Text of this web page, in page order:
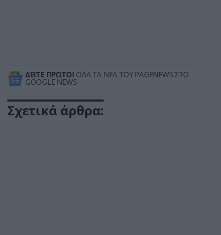
ΔΕΙΤΕ ΠΡΩΤΟΙ ΟΛΑ ΤΑ ΝΕΑ ΤΟΥ PAGENEWS ΣΤΟ
GOOGLE NEWS
Σχετικά άρθρα: